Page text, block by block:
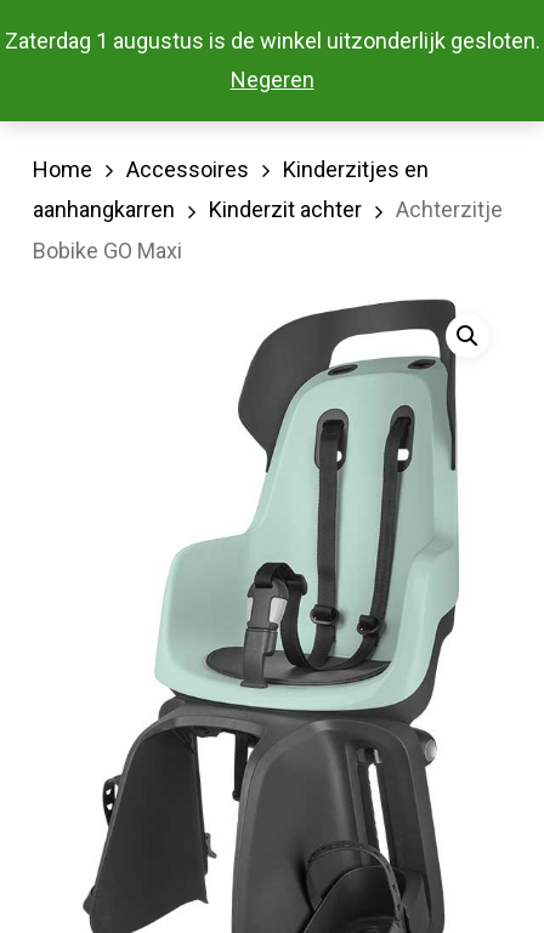
Zaterdag 1 augustus is de winkel uitzonderlijk gesloten.
Negeren
to
Menu
Home Accessoires
Kinderzitjes en
aanhangkarren
Kinderzit achter
Achterzitje
Bobike GO Maxi
Menu